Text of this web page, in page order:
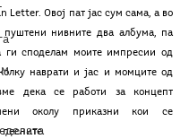
Letter. Овој пат јас сум сама, а во
нивните два албума, па
ги споделам моите импресии од
наврати и јас и момците од
дека се работи за концепт
околу приказни кои се